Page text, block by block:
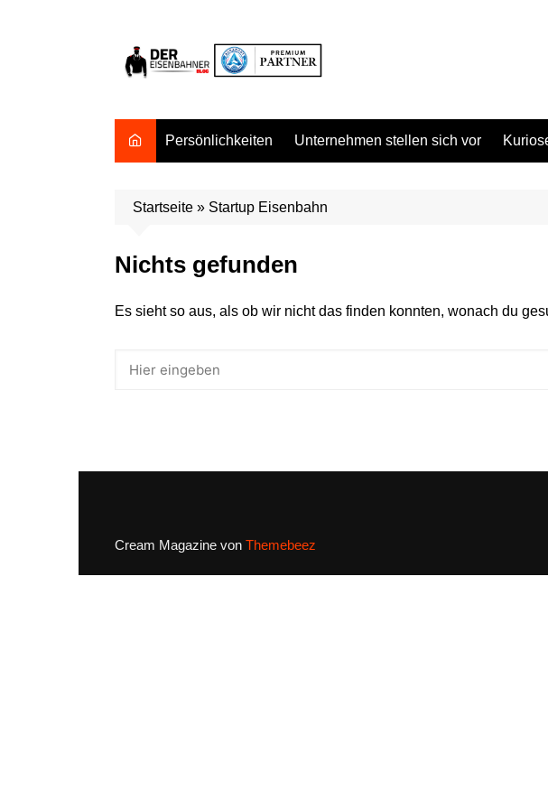
Persönlichkeiten Unternehmen stellen sich vor
Startseite » Startup Eisenbahn
Nichts gefunden
Es sieht so aus, als ob wir nicht das finden konnten, wonach du
Cream Magazine von Themebeez